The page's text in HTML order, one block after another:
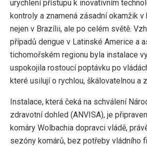
urychlení přístupu k inovativním
kontroly a znamená zásadní okamžik v
nejen v Brazílii, ale po celém světě.
případů dengue v Latinské Americe a
tichomořském regionu byla instalace
uspokojila rostoucí poptávku po
které usilují o rychlou, škálovatelnou a
Instalace, která čeká na schválení
zdravotní dohled (ANVISA), je
komáry Wolbachia dopravci vládě,
sezóny komárů, bez potřeby vládního